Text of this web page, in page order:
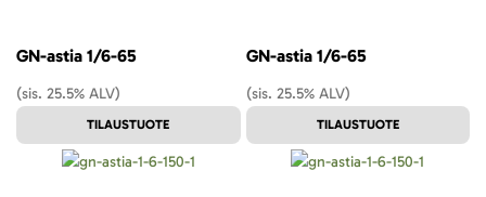
GN-astia 1/6-65
(sis. 25.5% ALV)
TILAUSTUOTE
GN-astia 1/6-65
(sis. 25.5% ALV)
TILAUSTUOTE